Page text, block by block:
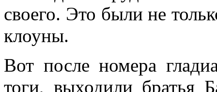
своего. Это были не
клоуны.
Вот после номера
тоги, выходили братья